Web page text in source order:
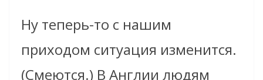
Ну теперь-то с нашим
приходом ситуация изменится.
(Смеются.) В Англии людям